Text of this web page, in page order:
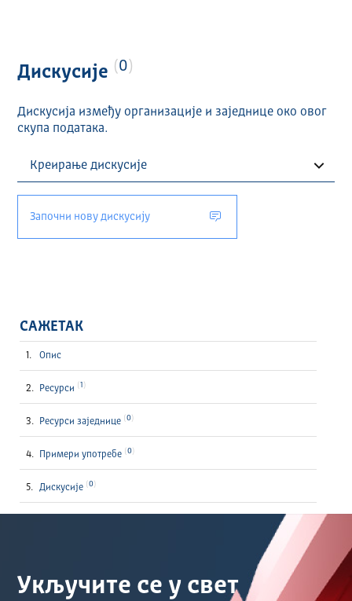
Дискусије 0
Дискусија између организације и заједнице око овог
скупа података.
Започни нову дискусију
САЖЕТАК
Опис
Ресурси 1
Ресурси заједнице 0
Примери употребе 0
Дискусије 0
Укључите се у свет